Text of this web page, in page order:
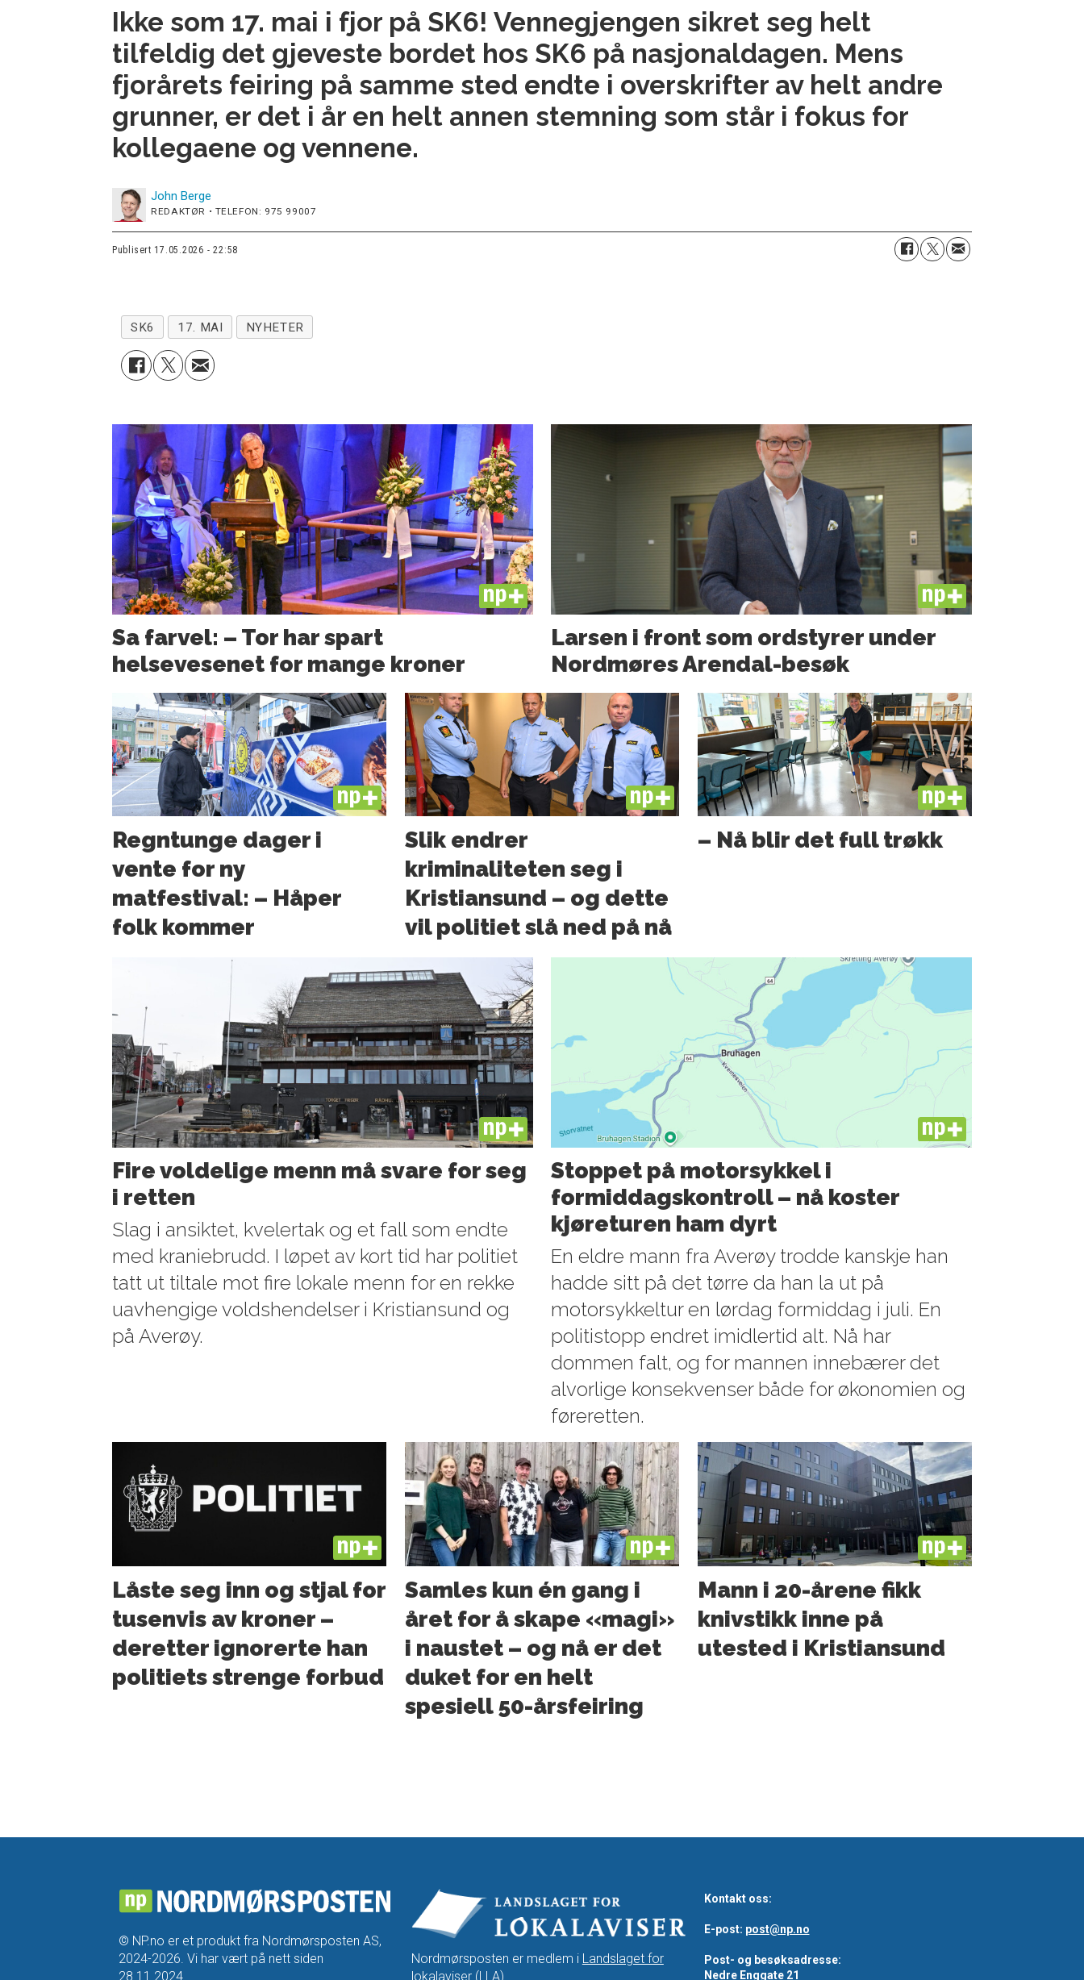
Ikke som 17. mai i fjor på SK6! Vennegjengen sikret seg helt
tilfeldig det gjeveste bordet hos SK6 på nasjonaldagen. Mens
fjorårets feiring på samme sted endte i overskrifter av helt andre
grunner, er det i år en helt annen stemning som står i fokus for
kollegaene og vennene.
John Berge
REDAKTØR • TELEFON: 975 99007
Publisert 17.05.2026 - 22:58
SK6 17. MAI NYHETER
PLUS
Sa farvel: – Tor har spart
helsevesenet for mange kroner
PLUS
Larsen i front som ordstyrer under
Nordmøres Arendal-besøk
PLUS
Regntunge dager i
vente for ny
matfestival: – Håper
folk kommer
PLUS
Slik endrer
kriminaliteten seg i
Kristiansund – og dette
vil politiet slå ned på nå
PLUS
– Nå blir det full trøkk
PLUS
Fire voldelige menn må svare for seg
i retten
Slag i ansiktet, kvelertak og et fall som endte
med kraniebrudd. I løpet av kort tid har politiet
tatt ut tiltale mot fire lokale menn for en rekke
uavhengige voldshendelser i Kristiansund og
på Averøy.
PLUS
Stoppet på motorsykkel i
formiddagskontroll – nå koster
kjøreturen ham dyrt
En eldre mann fra Averøy trodde kanskje han
hadde sitt på det tørre da han la ut på
motorsykkeltur en lørdag formiddag i juli. En
politistopp endret imidlertid alt. Nå har
dommen falt, og for mannen innebærer det
alvorlige konsekvenser både for økonomien og
føreretten.
PLUS
Låste seg inn og stjal for
tusenvis av kroner –
deretter ignorerte han
politiets strenge forbud
PLUS
Samles kun én gang i
året for å skape «magi»
i naustet – og nå er det
duket for en helt
spesiell 50-årsfeiring
PLUS
Mann i 20-årene fikk
knivstikk inne på
utested i Kristiansund
© NP.no er et produkt fra Nordmørsposten AS,
2024-2026. Vi har vært på nett siden
28.11.2024.
Nordmørsposten er medlem i Landslaget for
lokalaviser(LLA).
Kontakt oss:
E-post: post@np.no
Post- og besøksadresse:
Nedre Enggate 21